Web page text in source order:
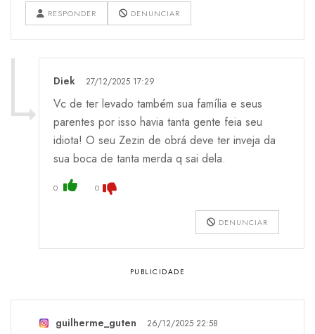
RESPONDER DENUNCIAR
Diek 27/12/2025 17:29
Vc de ter levado também sua família e seus
parentes por isso havia tanta gente feia seu
idiota! O seu Zezin de obrá deve ter inveja da
sua boca de tanta merda q sai dela.
0 0
DENUNCIAR
guilherme_guten 26/12/2025 22:58